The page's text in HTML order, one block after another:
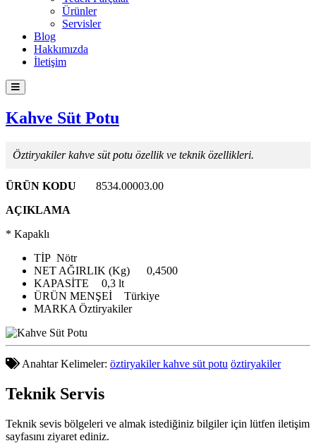
Ürünler
Servisler
Blog
Hakkımızda
İletişim
Kahve Süt Potu
Öztiryakiler kahve süt potu özellik ve teknik özellikleri.
ÜRÜN KODU
8534.00003.00
AÇIKLAMA
* Kapaklı
TİP Nötr
NET AĞIRLIK (Kg)
0,4500
KAPASİTE
0,3 lt
ÜRÜN MENŞEİ
Türkiye
MARKA Öztiryakiler
Anahtar Kelimeler: öztiryakiler kahve süt potu öztiryakiler
Teknik Servis
Teknik sevis bölgeleri ve almak istediğiniz bilgiler için lütfen iletişim
sayfasını ziyaret ediniz.